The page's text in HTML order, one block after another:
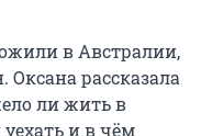
в Австралии,
Оксана рассказала
ли жить в
и в чём